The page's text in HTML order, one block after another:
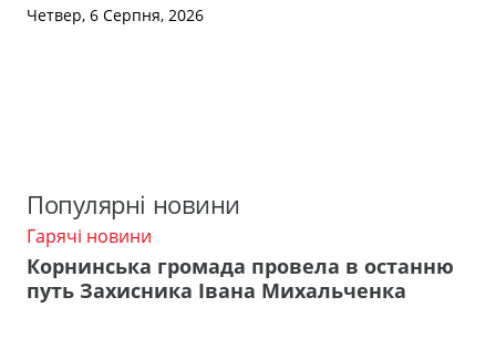
Четвер, 6 Серпня, 2026
Популярні новини
Гарячі новини
Корнинська громада провела в останню
путь Захисника Івана Михальченка